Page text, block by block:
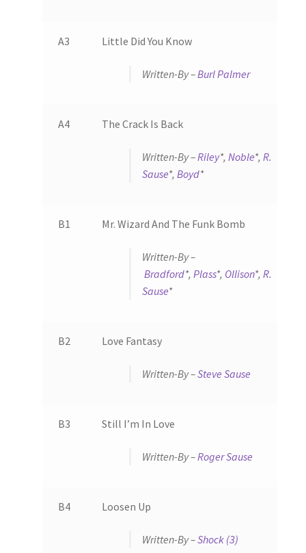
A3 Little Did You Know
Written-By –Burl Palmer
A4 The Crack Is Back
Written-By –Riley*, Noble*, R.
Sause*, Boyd*
B1 Mr. Wizard And The Funk Bomb
Written-By –
Bradford*, Plass*, Ollison*, R.
Sause*
B2 Love Fantasy
Written-By –Steve Sause
B3 Still I’m In Love
Written-By –Roger Sause
B4 Loosen Up
Written-By –Shock (3)